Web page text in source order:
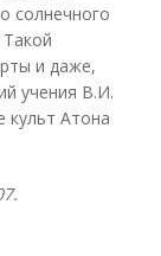
солнечного
и даже,
учения В.И.
культ Атона